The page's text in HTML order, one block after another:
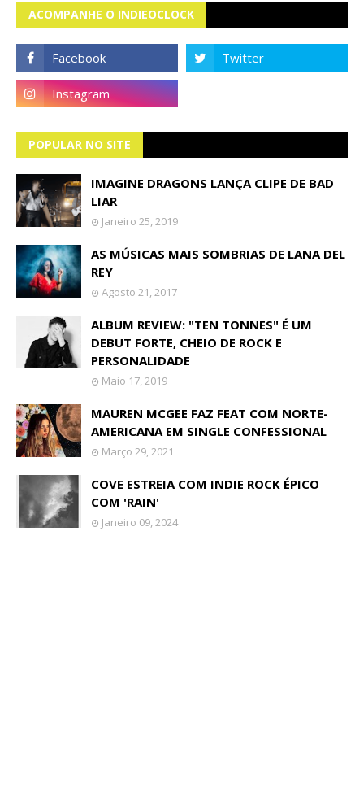
ACOMPANHE O INDIEOCLOCK
POPULAR NO SITE
IMAGINE DRAGONS LANÇA CLIPE DE BAD
LIAR
Janeiro 25, 2019
AS MÚSICAS MAIS SOMBRIAS DE LANA DEL
REY
Agosto 21, 2017
ALBUM REVIEW: "TEN TONNES" É UM
DEBUT FORTE, CHEIO DE ROCK E
PERSONALIDADE
Maio 17, 2019
MAUREN MCGEE FAZ FEAT COM NORTE-
AMERICANA EM SINGLE CONFESSIONAL
Março 29, 2021
COVE ESTREIA COM INDIE ROCK ÉPICO
COM 'RAIN'
Janeiro 09, 2024